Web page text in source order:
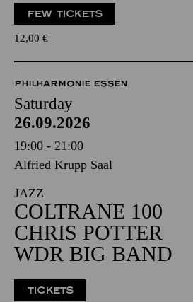
FEW TICKETS
12,00 €
PHILHARMONIE ESSEN
Saturday
26.09.2026
19:00 - 21:00
Alfried Krupp Saal
JAZZ
COLTRANE 100
CHRIS POTTER
WDR BIG BAND
TICKETS